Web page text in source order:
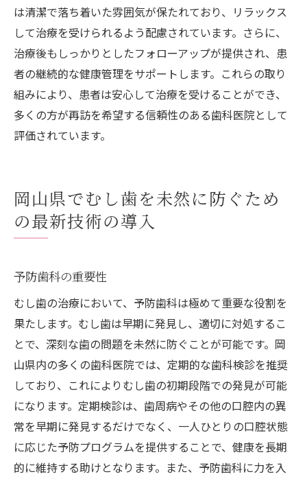
は清潔で落ち着いた雰囲気が保たれており、リラックス
して治療を受けられるよう配慮されています。さらに、
治療後もしっかりとしたフォローアップが提供され、患
者の継続的な健康管理をサポートします。これらの取り
組みにより、患者は安心して治療を受けることができ、
多くの方が再訪を希望する信頼性のある歯科医院として
評価されています。
岡山県でむし歯を未然に防ぐため
の最新技術の導入
予防歯科の重要性
むし歯の治療において、予防歯科は極めて重要な役割を
果たします。むし歯は早期に発見し、適切に対処するこ
とで、深刻な歯の問題を未然に防ぐことが可能です。岡
山県内の多くの歯科医院では、定期的な歯科検診を推奨
しており、これによりむし歯の初期段階での発見が可能
になります。定期検診は、歯周病やその他の口腔内の異
常を早期に発見するだけでなく、一人ひとりの口腔状態
に応じた予防プログラムを提供することで、健康を長期
的に維持する助けとなります。また、予防歯科に力を入